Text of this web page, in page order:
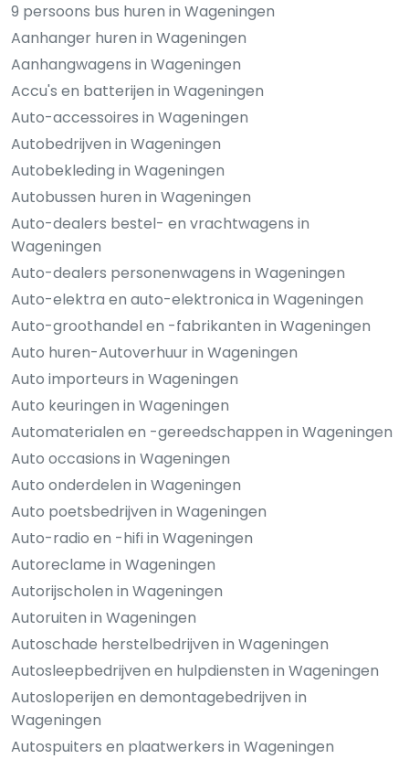
9 persoons bus huren in Wageningen
Aanhanger huren in Wageningen
Aanhangwagens in Wageningen
Accu's en batterijen in Wageningen
Auto-accessoires in Wageningen
Autobedrijven in Wageningen
Autobekleding in Wageningen
Autobussen huren in Wageningen
Auto-dealers bestel- en vrachtwagens in
Wageningen
Auto-dealers personenwagens in Wageningen
Auto-elektra en auto-elektronica in Wageningen
Auto-groothandel en -fabrikanten in Wageningen
Auto huren-Autoverhuur in Wageningen
Auto importeurs in Wageningen
Auto keuringen in Wageningen
Automaterialen en -gereedschappen in Wageningen
Auto occasions in Wageningen
Auto onderdelen in Wageningen
Auto poetsbedrijven in Wageningen
Auto-radio en -hifi in Wageningen
Autoreclame in Wageningen
Autorijscholen in Wageningen
Autoruiten in Wageningen
Autoschade herstelbedrijven in Wageningen
Autosleepbedrijven en hulpdiensten in Wageningen
Autosloperijen en demontagebedrijven in
Wageningen
Autospuiters en plaatwerkers in Wageningen